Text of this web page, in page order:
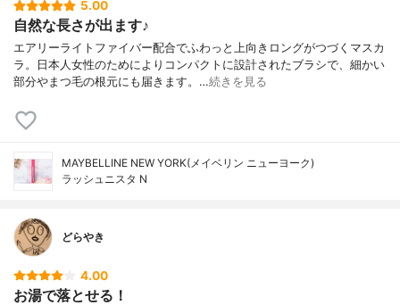
5.00
自然な長さが出ます♪
エアリーライトファイバー配合でふわっと上向きロングがつづくマスカ
ラ。日本人女性のためによりコンパクトに設計されたブラシで、細かい
部分やまつ毛の根元にも届きます。…続きを見る
MAYBELLINE NEW YORK(メイベリン ニューヨーク)
ラッシュニスタ N
どらやき
4.00
お湯で落とせる！